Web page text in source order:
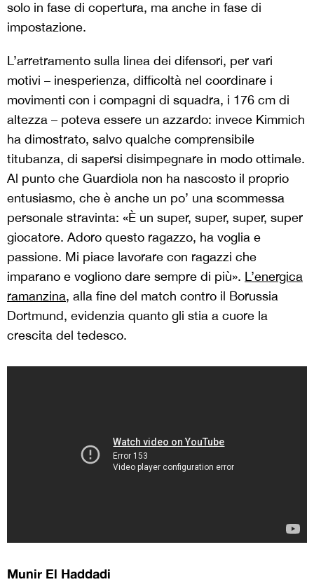
solo in fase di copertura, ma anche in fase di
impostazione.
L’arretramento sulla linea dei difensori, per vari
motivi – inesperienza, difficoltà nel coordinare i
movimenti con i compagni di squadra, i 176 cm di
altezza – poteva essere un azzardo: invece Kimmich
ha dimostrato, salvo qualche comprensibile
titubanza, di sapersi disimpegnare in modo ottimale.
Al punto che Guardiola non ha nascosto il proprio
entusiasmo, che è anche un po’ una scommessa
personale stravinta: «È un super, super, super, super
giocatore. Adoro questo ragazzo, ha voglia e
passione. Mi piace lavorare con ragazzi che
imparano e vogliono dare sempre di più». L’energica
ramanzina, alla fine del match contro il Borussia
Dortmund, evidenzia quanto gli stia a cuore la
crescita del tedesco.
Munir El Haddadi